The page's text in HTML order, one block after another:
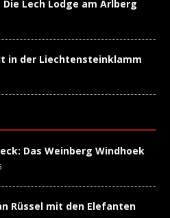
Lech Lodge am Arlberg
in der Liechtensteinklamm
Das Weinberg Windhoek
Rüssel mit den Elefanten